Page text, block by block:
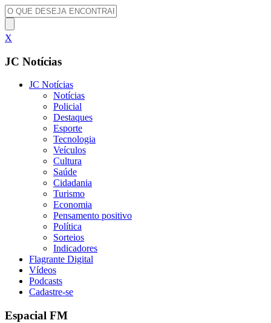
X
JC Notícias
JC Notícias
Notícias
Policial
Destaques
Esporte
Tecnologia
Veículos
Cultura
Saúde
Cidadania
Turismo
Economia
Pensamento positivo
Política
Sorteios
Indicadores
Flagrante Digital
Vídeos
Podcasts
Cadastre-se
Espacial FM